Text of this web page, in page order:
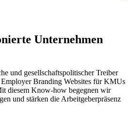
Unternehmen
und gesellschaftspolitischer Treiber
Branding Websites für KMUs
diesem Know-how begegnen wir
und stärken die Arbeitgeberpräsenz